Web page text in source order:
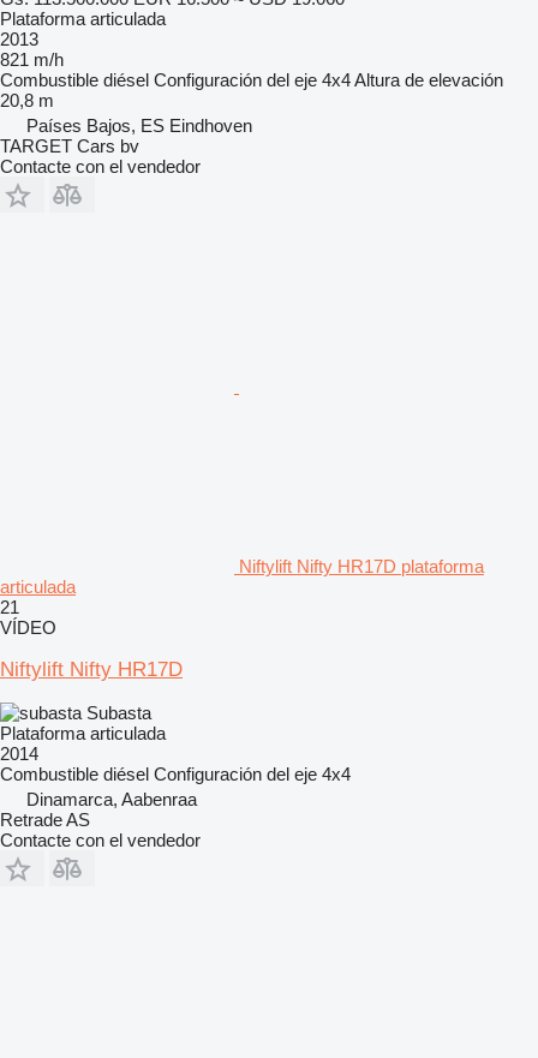
Plataforma articulada
2013
821 m/h
Combustible diésel Configuración del eje 4x4Altura de elevación
20,8 m
Países Bajos, ES Eindhoven
TARGET Cars bv
Contacte con el vendedor
Niftylift Nifty HR17D plataforma
articulada
21
VÍDEO
Niftylift Nifty HR17D
Subasta
Plataforma articulada
2014
Combustible diésel Configuración del eje 4x4
Dinamarca, Aabenraa
Retrade AS
Contacte con el vendedor